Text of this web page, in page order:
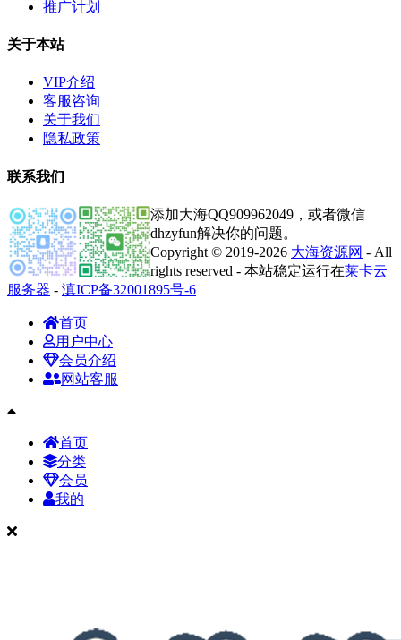
推广计划
关于本站
VIP介绍
客服咨询
关于我们
隐私政策
联系我们
添加大海QQ909962049，或者微信
dhzyfun解决你的问题。
Copyright © 2019-2026 大海资源网 - All
rights reserved - 本站稳定运行在莱卡云
服务器 - 滇ICP备32001895号-6
首页
用户中心
会员介绍
网站客服
首页
分类
会员
我的